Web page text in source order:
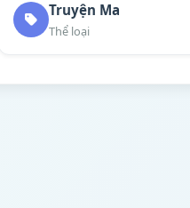
Truyện Ma
Thể loại